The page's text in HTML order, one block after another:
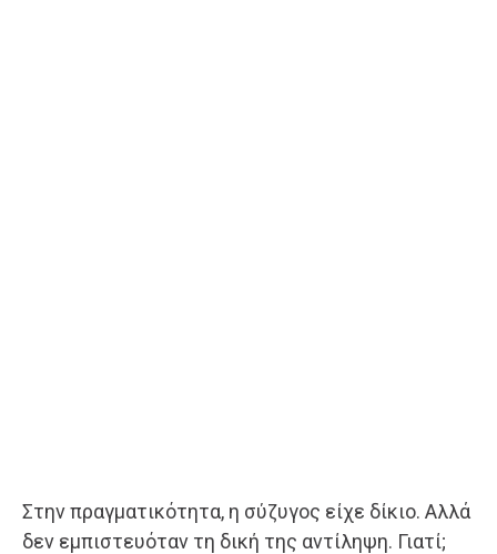
Στην πραγματικότητα, η σύζυγος είχε δίκιο. Αλλά
δεν εμπιστευόταν τη δική της αντίληψη. Γιατί;